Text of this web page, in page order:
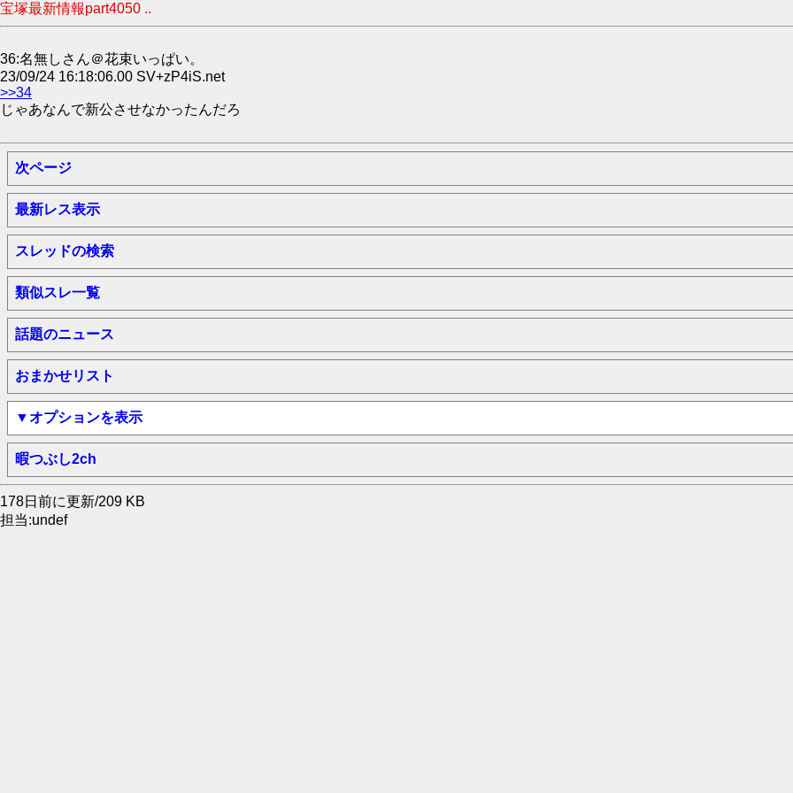
宝塚最新情報part4050 ..
36:名無しさん＠花束いっぱい。
23/09/24 16:18:06.00 SV+zP4iS.net
>>34
じゃあなんで新公させなかったんだろ
次ページ
最新レス表示
スレッドの検索
類似スレ一覧
話題のニュース
おまかせリスト
▼オプションを表示
暇つぶし2ch
178日前に更新/209 KB
担当:undef